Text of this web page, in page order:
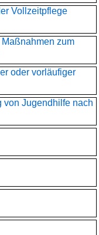
Vollzeitpflege
zum
oder vorläufiger
von Jugendhilfe nach